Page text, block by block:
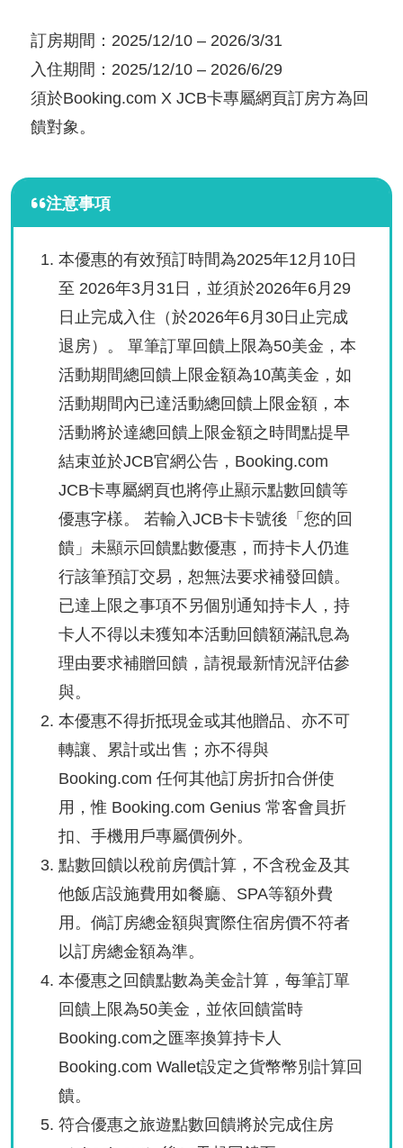
訂房期間：2025/12/10 – 2026/3/31
入住期間：2025/12/10 – 2026/6/29
須於Booking.com X JCB卡專屬網頁訂房方為回
饋對象。
注意事項
本優惠的有效預訂時間為2025年12月10日
至 2026年3月31日，並須於2026年6月29
日止完成入住（於2026年6月30日止完成
退房）。 單筆訂單回饋上限為50美金，本
活動期間總回饋上限金額為10萬美金，如
活動期間內已達活動總回饋上限金額，本
活動將於達總回饋上限金額之時間點提早
結束並於JCB官網公告，Booking.com
JCB卡專屬網頁也將停止顯示點數回饋等
優惠字樣。 若輸入JCB卡卡號後「您的回
饋」未顯示回饋點數優惠，而持卡人仍進
行該筆預訂交易，恕無法要求補發回饋。
已達上限之事項不另個別通知持卡人，持
卡人不得以未獲知本活動回饋額滿訊息為
理由要求補贈回饋，請視最新情況評估參
與。
本優惠不得折抵現金或其他贈品、亦不可
轉讓、累計或出售；亦不得與
Booking.com 任何其他訂房折扣合併使
用，惟 Booking.com Genius 常客會員折
扣、手機用戶專屬價例外。
點數回饋以稅前房價計算，不含稅金及其
他飯店設施費用如餐廳、SPA等額外費
用。倘訂房總金額與實際住宿房價不符者
以訂房總金額為準。
本優惠之回饋點數為美金計算，每筆訂單
回饋上限為50美金，並依回饋當時
Booking.com之匯率換算持卡人
Booking.com Wallet設定之貨幣幣別計算回
饋。
符合優惠之旅遊點數回饋將於完成住房